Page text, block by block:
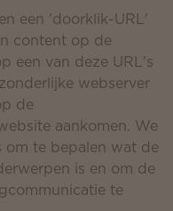
een 'doorklik-URL'
content op de
een van deze URL's
webserver
de
aankomen. We
om te bepalen wat de
is en om de
te